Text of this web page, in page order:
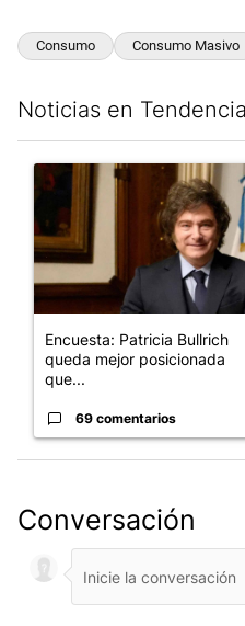
Consumo Consumo Masivo
Noticias en Tendencia
Un artículo de tendencia
Encuesta: Patricia Bullrich
queda mejor posicionada
que...
69 comentarios
Conversación